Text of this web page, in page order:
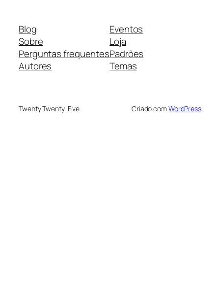
Blog
Sobre
Perguntas frequentes
Autores
Eventos
Loja
Padrões
Temas
Twenty Twenty-Five Criado com WordPress